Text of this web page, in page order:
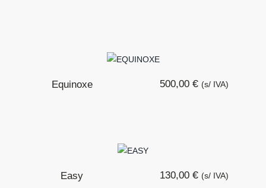
Equinoxe 500,00 € (s/ IVA)
Easy 130,00 € (s/ IVA)